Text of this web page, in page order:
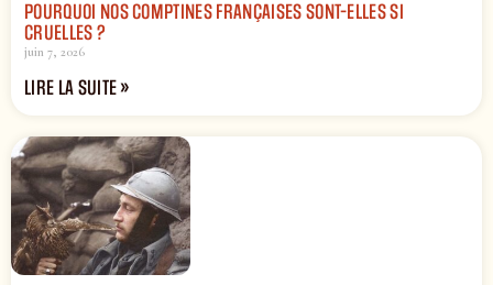
POURQUOI NOS COMPTINES FRANÇAISES SONT-ELLES SI
CRUELLES ?
juin 7, 2026
LIRE LA SUITE »